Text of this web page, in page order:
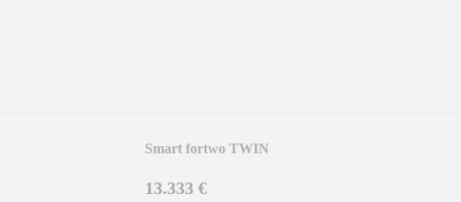
Smart fortwo TWIN
13.333 €